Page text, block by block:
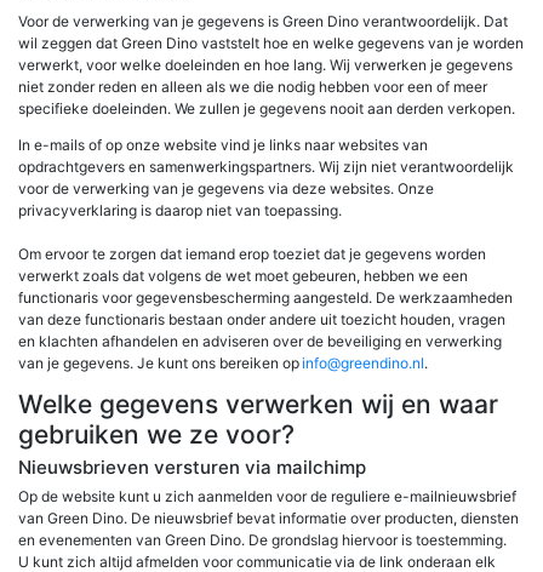
Voor de verwerking van je gegevens is Green Dino verantwoordelijk. Dat
wil zeggen dat Green Dino vaststelt hoe en welke gegevens van je worden
verwerkt, voor welke doeleinden en hoe lang. Wij verwerken je gegevens
niet zonder reden en alleen als we die nodig hebben voor een of meer
specifieke doeleinden. We zullen je gegevens nooit aan derden verkopen.
In e-mails of op onze website vind je links naar websites van
opdrachtgevers en samenwerkingspartners. Wij zijn niet verantwoordelijk
voor de verwerking van je gegevens via deze websites. Onze
privacyverklaring is daarop niet van toepassing.
Om ervoor te zorgen dat iemand erop toeziet dat je gegevens worden
verwerkt zoals dat volgens de wet moet gebeuren, hebben we een
functionaris voor gegevensbescherming aangesteld. De werkzaamheden
van deze functionaris bestaan onder andere uit toezicht houden, vragen
en klachten afhandelen en adviseren over de beveiliging en verwerking
van je gegevens. Je kunt ons bereiken opinfo@greendino.nl.
Welke gegevens verwerken wij en waar
gebruiken we ze voor?
Nieuwsbrieven versturen via mailchimp
Op de website kunt u zich aanmelden voor de reguliere e-mailnieuwsbrief
van Green Dino. De nieuwsbrief bevat informatie over producten, diensten
en evenementen van Green Dino. De grondslag hiervoor is toestemming.
U kunt zich altijd afmelden voor communicatie via de link onderaan elk